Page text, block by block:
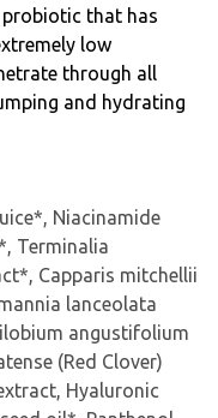
that has
low
through all
and hydrating
Niacinamide
Terminalia
Capparis mitchellii
lanceolata
angustifolium
(Red Clover)
Hyaluronic